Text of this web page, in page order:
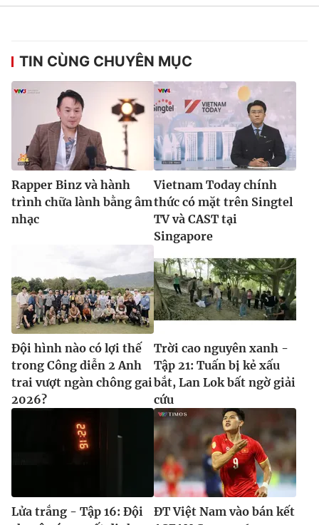
TIN CÙNG CHUYÊN MỤC
Rapper Binz và hành
trình chữa lành bằng âm
nhạc
Vietnam Today chính
thức có mặt trên Singtel
TV và CAST tại
Singapore
Đội hình nào có lợi thế
trong Công diễn 2 Anh
trai vượt ngàn chông gai
2026?
Trời cao nguyên xanh -
Tập 21: Tuấn bị kẻ xấu
bắt, Lan Lok bất ngờ giải
cứu
Lửa trắng - Tập 16: Đội
ĐT Việt Nam vào bán kết